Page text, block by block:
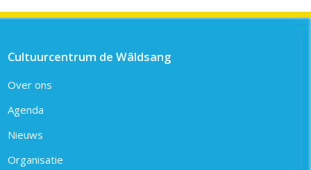
Cultuurcentrum de Wâldsang
Over ons
Agenda
Nieuws
Organisatie